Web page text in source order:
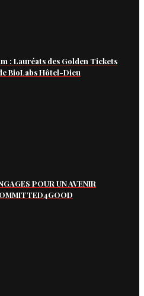
: Lauréats des Golden Tickets
BioLabs Hôtel-Dieu
POUR UN AVENIR